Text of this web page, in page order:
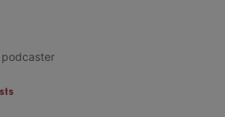
podcaster